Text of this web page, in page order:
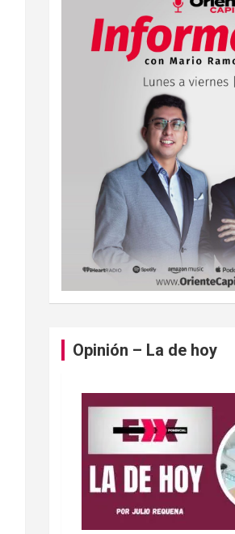
Opinión – La de hoy